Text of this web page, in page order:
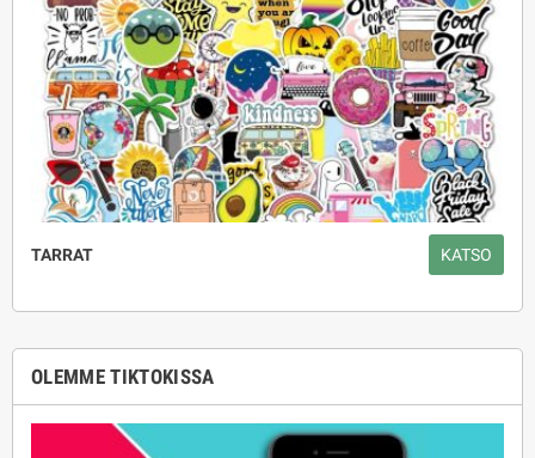
TARRAT KATSO
OLEMME TIKTOKISSA